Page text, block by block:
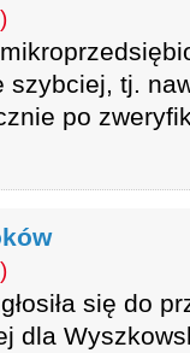
szybciej, tj.
po
się do
dla